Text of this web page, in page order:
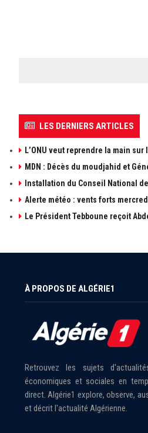
LES DERNIERS ARTICLES
L’ONU veut reprendre la main
MDN : Décès du moudjahid et
Installation du Conseil National
Alerte météo : vents forts
Le Président Tebboune reçoit
À PROPOS DE ALGÉRIE1
Retrouvez les sujets
économiques et sociales en
direct. Algérie1 explore, observe,
et décrit l'actualité Algérienne.